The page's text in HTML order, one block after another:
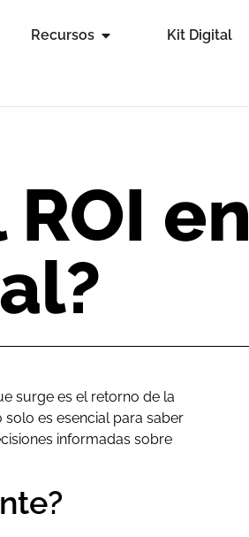
Recursos Kit Digital
en
surge es el retorno de la
solo es esencial para saber
informadas sobre